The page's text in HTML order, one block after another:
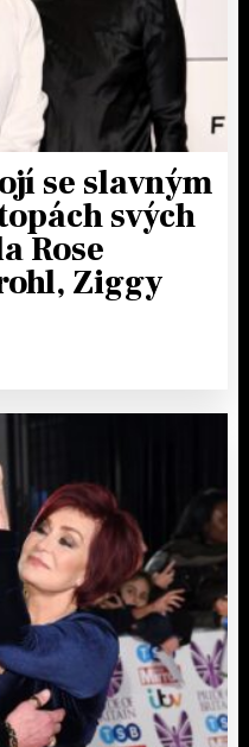
se slavným
svých
Rose
Ziggy